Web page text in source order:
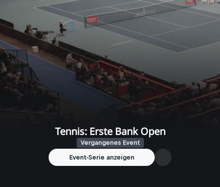
Tennis: Erste Bank Open
Vergangenes Event
Event-Serie anzeigen